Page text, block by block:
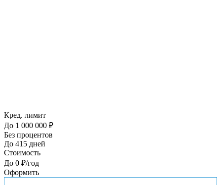
Кред. лимит
До 1 000 000 ₽
Без процентов
До 415 дней
Стоимость
До 0 ₽/год
Оформить